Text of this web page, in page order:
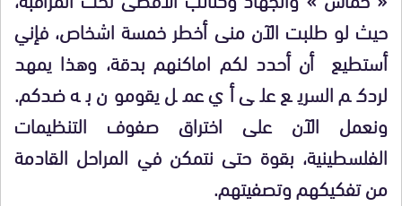
حيث لو طلبت الآن منى أخطر خمسة اشخاص، فإني
أستطيع أن أحدد لكم اماكنهم بدقة، وهذا يمهد
لردكم السريع على أي عمل يقومون به ضدكم.
ونعمل الآن على اختراق صفوف التنظيمات
الفلسطينية، بقوة حتى نتمكن في المراحل القادمة
من تفكيكهم وتصفيتهم.